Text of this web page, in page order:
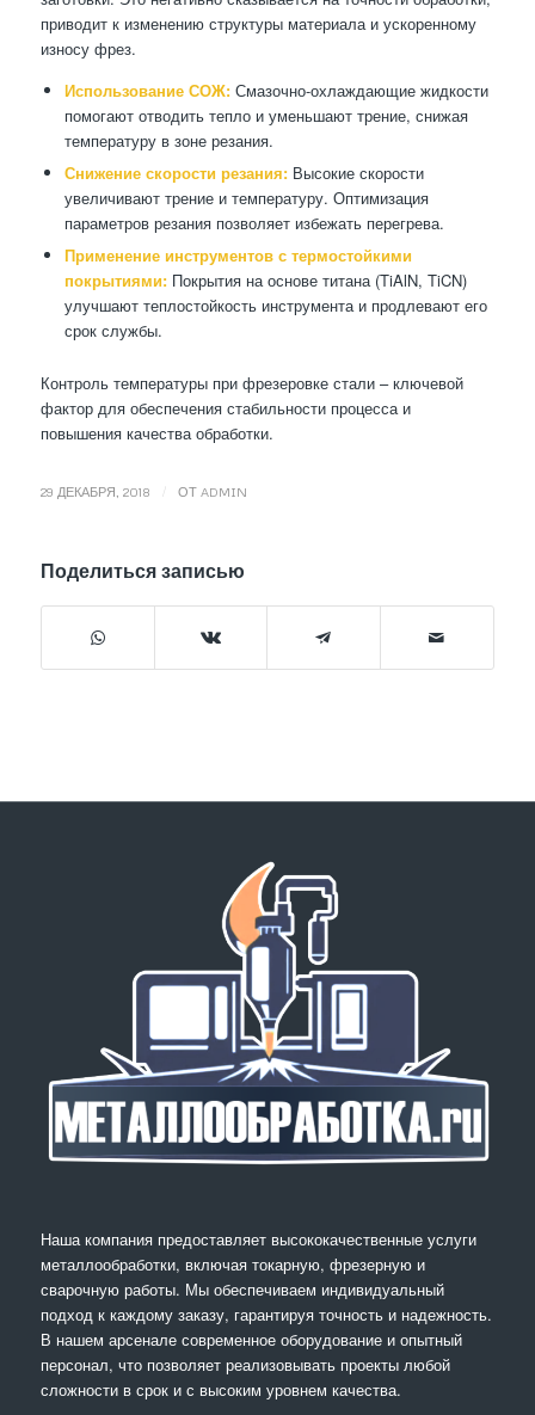
приводит к изменению структуры материала и ускоренному
износу фрез.
Использование СОЖ:Смазочно-охлаждающие жидкости
помогают отводить тепло и уменьшают трение, снижая
температуру в зоне резания.
Снижение скорости резания:Высокие скорости
увеличивают трение и температуру. Оптимизация
параметров резания позволяет избежать перегрева.
Применение инструментов с термостойкими
покрытиями:Покрытия на основе титана (TiAlN, TiCN)
улучшают теплостойкость инструмента и продлевают его
срок службы.
Контроль температуры при фрезеровке стали – ключевой
фактор для обеспечения стабильности процесса и
повышения качества обработки.
29 ДЕКАБРЯ, 2018 ОТ ADMIN
Поделиться записью
Наша компания предоставляет высококачественные услуги
металлообработки, включая токарную, фрезерную и
сварочную работы. Мы обеспечиваем индивидуальный
подход к каждому заказу, гарантируя точность и надежность.
В нашем арсенале современное оборудование и опытный
персонал, что позволяет реализовывать проекты любой
сложности в срок и с высоким уровнем качества.